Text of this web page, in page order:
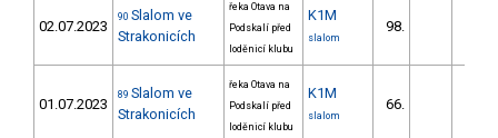
02.07.2023
90 Slalom ve
Strakonicích
řeka Otava na
Podskalí před
loděnicí klubu
K1M
slalom
98.
01.07.2023
89 Slalom ve
Strakonicích
řeka Otava na
Podskalí před
loděnicí klubu
K1M
slalom
66.